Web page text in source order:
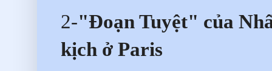
2-"Đoạn Tuyệt" của
kịch ở Paris